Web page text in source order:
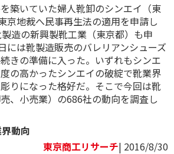
築いていた婦人靴卸のシンエイ（東
京地裁へ民事再生法の適用を申請し
造の新興製靴工業（東京都）も申
には靴製造販売のバレリアンシューズ
続きの準備に入った。いずれもシンエ
の高かったシンエイの破綻で靴業界
りになった格好だ。そこで今回は靴
、小売業）の686社の動向を調査し
動向
東京商工リサーチ| 2016/8/30